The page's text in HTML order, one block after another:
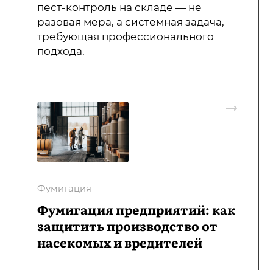
пест-контроль на складе — не
разовая мера, а системная задача,
требующая профессионального
подхода.
Фумигация
Фумигация предприятий: как
защитить производство от
насекомых и вредителей